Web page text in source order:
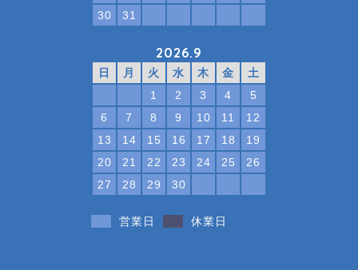
30
31
2026.9
日 月 火 水 木 金
土
1
2 3 4
5
6
7 8 9 10 11
12
13
14 15 16 17 18
19
20
21 22 23 24 25
26
27
28 29 30
営業日 休業日